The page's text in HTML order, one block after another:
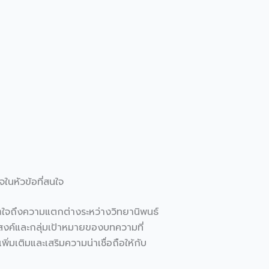
นหัวข้อที่สนใจ
จถึงความแตกต่างระหว่างวิทยานิพนธ์
ค์และกลุ่มเป้าหมายของบทความที่
เติมและเสริมความน่าเชื่อถือให้กับ